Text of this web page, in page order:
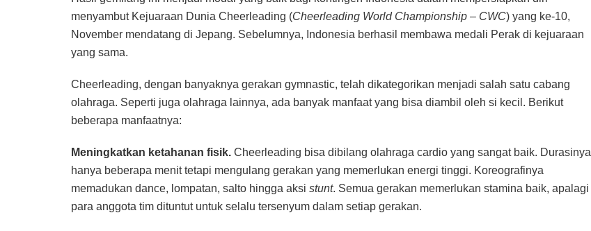
menyambut Kejuaraan Dunia Cheerleading (Cheerleading World Championship – CWC) yang ke-10,
November mendatang di Jepang. Sebelumnya, Indonesia berhasil membawa medali Perak di kejuaraan
yang sama.
Cheerleading, dengan banyaknya gerakan gymnastic, telah dikategorikan menjadi salah satu cabang
olahraga. Seperti juga olahraga lainnya, ada banyak manfaat yang bisa diambil oleh si kecil. Berikut
beberapa manfaatnya:
Meningkatkan ketahanan fisik. Cheerleading bisa dibilang olahraga cardio yang sangat baik. Durasinya
hanya beberapa menit tetapi mengulang gerakan yang memerlukan energi tinggi. Koreografinya
memadukan dance, lompatan, salto hingga aksi stunt. Semua gerakan memerlukan stamina baik, apalagi
para anggota tim dituntut untuk selalu tersenyum dalam setiap gerakan.